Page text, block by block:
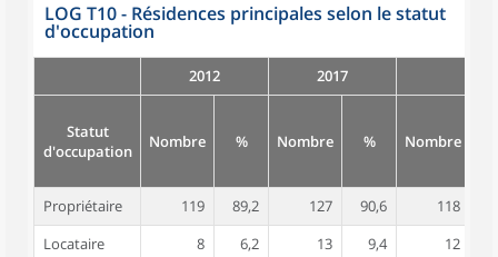
LOG T10 - Résidences principales selon le statut
d'occupation
2012 2017
Statut
d'occupation
Nombre % Nombre % Nombre
Propriétaire 119 89,2 127 90,6 118
Locataire
8 6,2 13 9,4 12